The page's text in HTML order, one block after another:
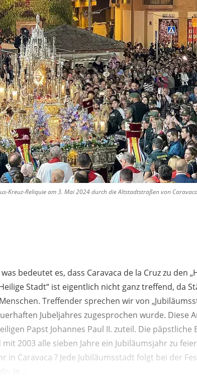
Kreuz-Reliquie am 3. Mai 2024 durch die Altstadtstraßen von
bedeutet es, dass Caravaca de la Cruz zu den
Stadt“ ist eigentlich nicht ganz treffend, da
Treffender sprechen wir von
Jubeljahres zugesprochen wurde. Diese
Papst Johannes Paul II. zuteil. Die
2003 alle sieben Jahre ein Jubiläumsjahr zu
in Caravaca ? Jede Jubiläumsstadt folgt bei der
In ...